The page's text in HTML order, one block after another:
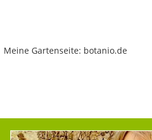
Meine Gartenseite: botanio.de